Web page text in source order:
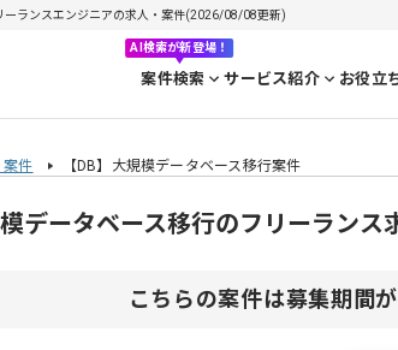
ーランスエンジニアの求人・案件(2026/08/08更新)
AI検索が新登場！
案件検索 サービス紹介 お役立
案件 【DB】大規模データベース移行案件
模データベース移行のフリーランス
こちらの案件は募集期間